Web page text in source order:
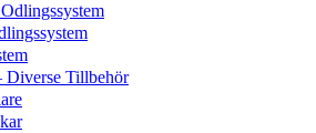
Diverse Tillbehör